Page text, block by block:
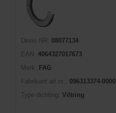
Dexis NR:
08077134
EAN:
4064327017673
Merk:
FAG
Fabrikant art.nr::
096313374-0000
Type dichting: Viltring